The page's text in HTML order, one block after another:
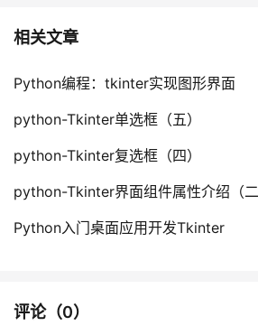
藏
相关文章
Python编程：tkinter实现图形界面
python-Tkinter单选框（五）
python-Tkinter复选框（四）
python-Tkinter界面组件属性介绍（二
Python入门桌面应用开发Tkinter
评论（0）